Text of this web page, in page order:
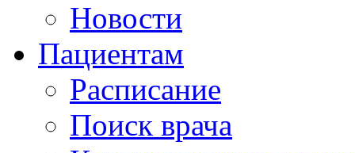
Новости
Пациентам
Расписание
Поиск врача